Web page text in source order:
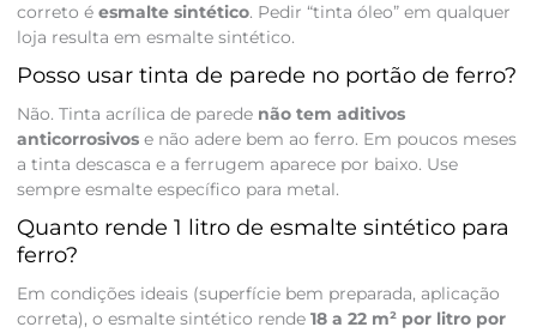
correto é esmalte sintético. Pedir “tinta óleo” em qualquer
loja resulta em esmalte sintético.
Posso usar tinta de parede no portão de ferro?
Não. Tinta acrílica de parede não tem aditivos
anticorrosivose não adere bem ao ferro. Em poucos meses
a tinta descasca e a ferrugem aparece por baixo. Use
sempre esmalte específico para metal.
Quanto rende 1 litro de esmalte sintético para
ferro?
Em condições ideais (superfície bem preparada, aplicação
correta), o esmalte sintético rende 18 a 22 m² por litro por